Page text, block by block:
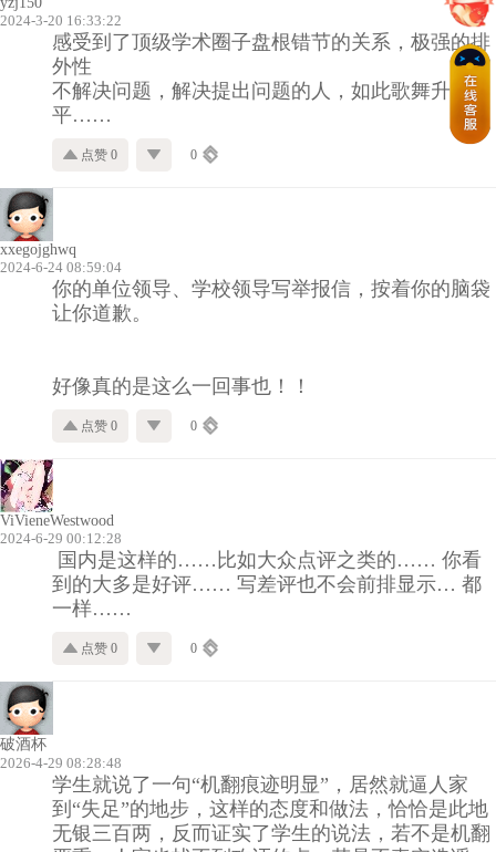
2024-3-20 16:33:22
感受到了顶级学术圈子盘根错节的关系，极强的排
外性
不解决问题，解决提出问题的人，如此歌舞升
平……
点赞 0 0
xxegojghwq
2024-6-24 08:59:04
你的单位领导、学校领导写举报信，按着你的脑袋
让你道歉。
好像真的是这么一回事也！！
点赞 0 0
ViVieneWestwood
2024-6-29 00:12:28
国内是这样的……比如大众点评之类的…… 你看
到的大多是好评…… 写差评也不会前排显示… 都
一样……
点赞 0 0
破酒杯
2026-4-29 08:28:48
学生就说了一句“机翻痕迹明显”，居然就逼人家
到“失足”的地步，这样的态度和做法，恰恰是此地
无银三百两，反而证实了学生的说法，若不是机翻